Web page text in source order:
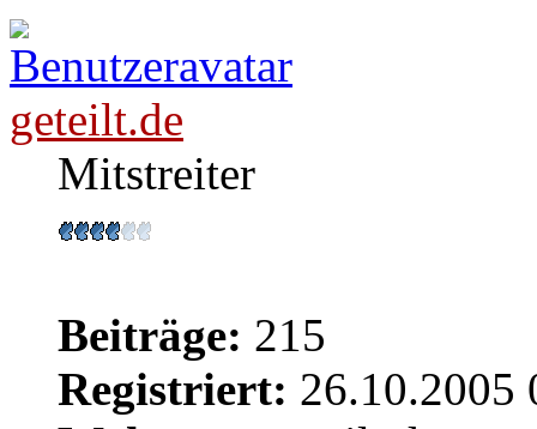
geteilt.de
Mitstreiter
Beiträge: 215
Registriert: 26.10.2005